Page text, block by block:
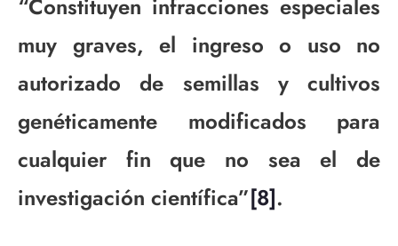
“Constituyen infracciones especiales
muy graves, el ingreso o uso no
autorizado de semillas y cultivos
genéticamente modificados para
cualquier fin que no sea el de
investigación científica”[8].